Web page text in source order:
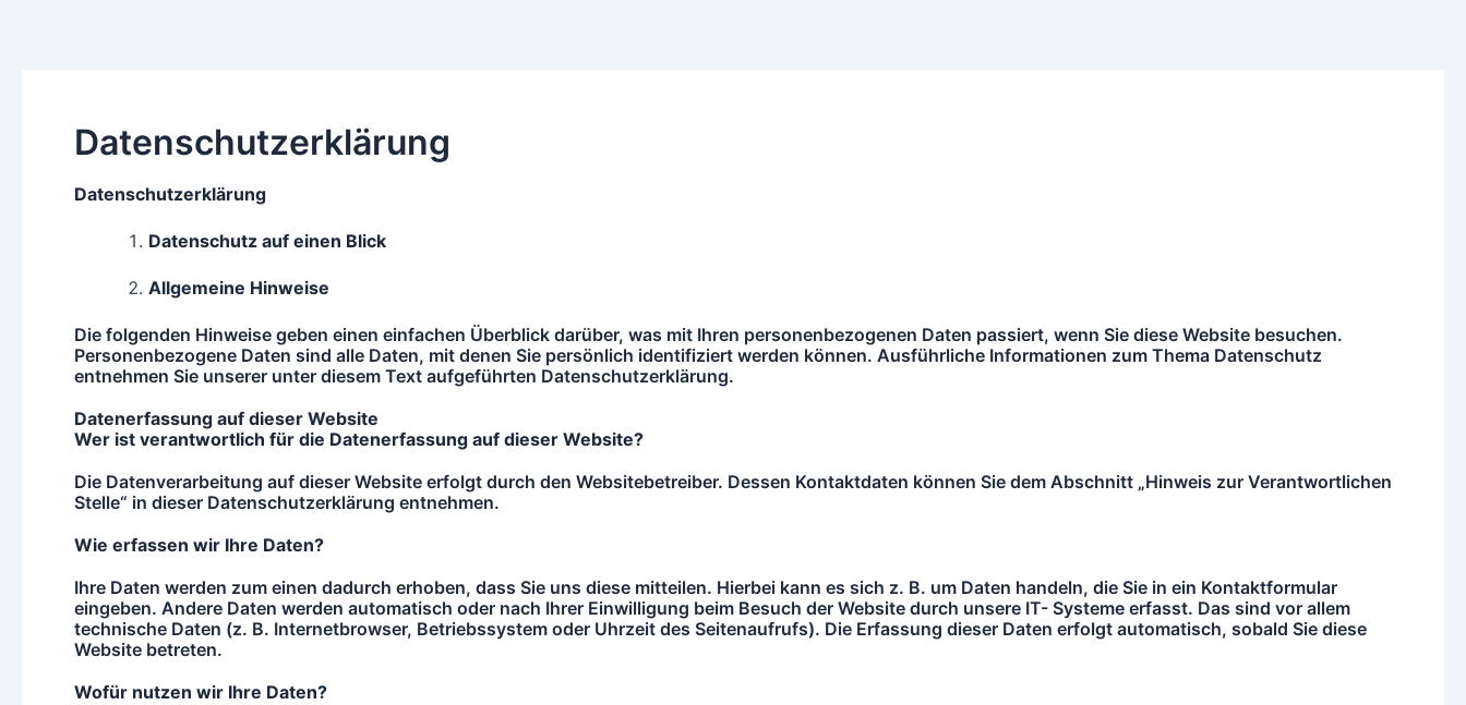
Datenschutzerklärung
Datenschutzerklarung
Datenschutz auf einen Blick
Allgemeine Hinweise
Die folgenden Hinweise geben einen einfachen Überblick darüber, was mit Ihren personenbezogenen Daten passiert, wenn Sie diese Website besuchen.
Personenbezogene Daten sind alle Daten, mit denen Sie persönlich identifiziert werden können. Ausführliche Informationen zum Thema Datenschutz
entnehmen Sie unserer unter diesem Text aufgeführten Datenschutzerklärung.
Datenerfassung auf dieser Website
Wer ist verantwortlich fur die Datenerfassung auf dieser Website?
Die Datenverarbeitung auf dieser Website erfolgt durch den Websitebetreiber. Dessen Kontaktdaten können Sie dem Abschnitt „Hinweis zur Verantwortlichen
Stelle“ in dieser Datenschutzerklärung entnehmen.
Wie erfassen wir Ihre Daten?
Ihre Daten werden zum einen dadurch erhoben, dass Sie uns diese mitteilen. Hierbei kann es sich z. B. um Daten handeln, die Sie in ein Kontaktformular
eingeben. Andere Daten werden automatisch oder nach Ihrer Einwilligung beim Besuch der Website durch unsere IT- Systeme erfasst. Das sind vor allem
technische Daten (z. B. Internetbrowser, Betriebssystem oder Uhrzeit des Seitenaufrufs). Die Erfassung dieser Daten erfolgt automatisch, sobald Sie diese
Website betreten.
Wofur nutzen wir Ihre Daten?